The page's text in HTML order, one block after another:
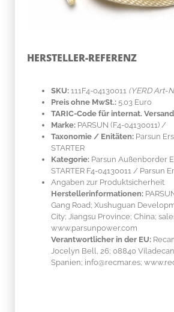
HERSTELLER-REFERENZ
SKU: 111F4-04130011 (YERD Art-
Preis ohne MwSt.: 5.03 Euro
TARIC-Code für internat.
Marke: PARSUN (F4-04130011) /
Taxonomie / Enitäten: Parsun
STARTER
Kategorie: Parsun Außenborder
STARTER F4-04130011 / Parsun
Angaben zur Produktsicherheit
Herstellerinformationen:
Gang Road; Xushuguan
City; Jiangsu Province; China;
www.parsunpower.com
Verantwortlicher in der EU:
Jocelyn Bell, 26; 08840
Spanien; info@recmar.es;